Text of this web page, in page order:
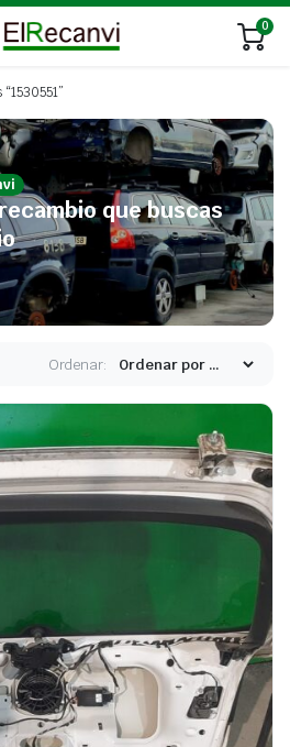
0
que buscas
Ordenar: